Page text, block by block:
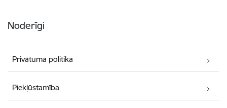
Noderīgi
Privātuma politika
Piekļūstamība